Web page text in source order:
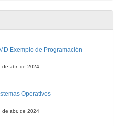
Exemplo de Programación
de abr. de 2024
Operativos
de abr. de 2024